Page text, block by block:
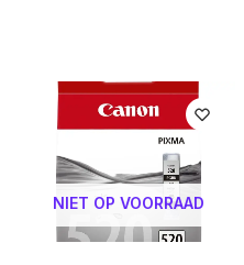
NIET OP VOORRAAD